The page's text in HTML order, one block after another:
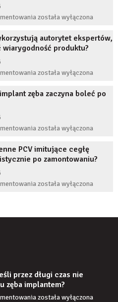
długi
uzupełnię
implantem?
Czy
JDG
chroni
przed
komornikiem?
została wyłączona
autorytet ekspertów,
wiarygodność produktu?
Jak
wykorzystują
żeby
zwiększyć
wiarygodność
produktu?
została wyłączona
zęba zaczyna boleć po
Co
gdy
implant
zaczyna
została wyłączona
PCV imitujące cegłę
po zamontowaniu?
Czy
zamontowaniu?
została wyłączona
przez długi czas nie
zęba implantem?
Co
została wyłączona